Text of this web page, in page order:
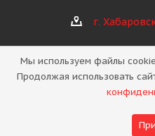
Мы используем файлы
Продолжая использовать
г.
Политика